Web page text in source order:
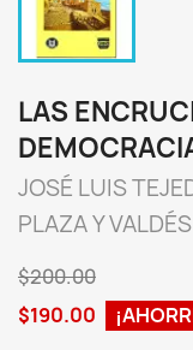
LAS
JOSÉ LUIS
PLAZA Y
$200.00
$190.00